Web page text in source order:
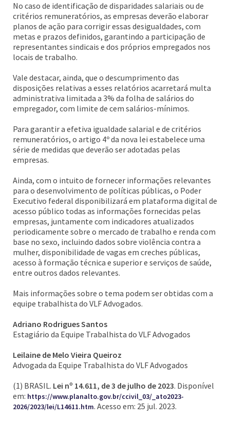
No caso de identificação de disparidades salariais ou de
critérios remuneratórios, as empresas deverão elaborar
planos de ação para corrigir essas desigualdades, com
metas e prazos definidos, garantindo a participação de
representantes sindicais e dos próprios empregados nos
locais de trabalho.
Vale destacar, ainda, que o descumprimento das
disposições relativas a esses relatórios acarretará multa
administrativa limitada a 3% da folha de salários do
empregador, com limite de cem salários-mínimos.
Para garantir a efetiva igualdade salarial e de critérios
remuneratórios, o artigo 4º da nova lei estabelece uma
série de medidas que deverão ser adotadas pelas
empresas.
Ainda, com o intuito de fornecer informações relevantes
para o desenvolvimento de políticas públicas, o Poder
Executivo federal disponibilizará em plataforma digital de
acesso público todas as informações fornecidas pelas
empresas, juntamente com indicadores atualizados
periodicamente sobre o mercado de trabalho e renda com
base no sexo, incluindo dados sobre violência contra a
mulher, disponibilidade de vagas em creches públicas,
acesso à formação técnica e superior e serviços de saúde,
entre outros dados relevantes.
Mais informações sobre o tema podem ser obtidas com a
equipe trabalhista do VLF Advogados.
Adriano Rodrigues Santos
Estagiário da Equipe Trabalhista do VLF Advogados
Leilaine de Melo Vieira Queiroz
Advogada da Equipe Trabalhista do VLF Advogados
(1) BRASIL. Lei nº 14.611, de 3 de julho de 2023. Disponível
em: https://www.planalto.gov.br/ccivil_03/_ato2023-
2026/2023/lei/L14611.htm. Acesso em: 25 jul. 2023.